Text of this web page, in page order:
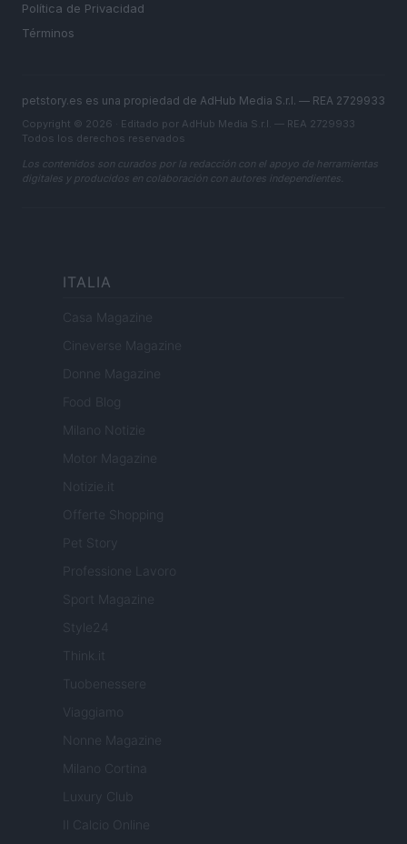
Política de Privacidad
Términos
petstory.es es una propiedad de AdHub Media S.r.l. — REA 2729933
Copyright © 2026 · Editado por AdHub Media S.r.l. — REA 2729933
Todos los derechos reservados
Los contenidos son curados por la redacción con el apoyo de herramientas
digitales y producidos en colaboración con autores independientes.
ITALIA
Casa Magazine
Cineverse Magazine
Donne Magazine
Food Blog
Milano Notizie
Motor Magazine
Notizie.it
Offerte Shopping
Professione Lavoro
Sport Magazine
Style24
Think.it
Tuobenessere
Viaggiamo
Nonne Magazine
Milano Cortina
Luxury Club
Il Calcio Online